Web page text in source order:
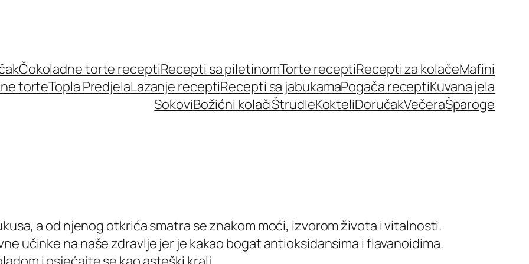
Čokoladne torte receptiRecepti sa piletinomTorte receptiRecepti za kolačeMafini
torteTopla PredjelaLazanje receptiRecepti sa jabukamaPogača receptiKuvana jela
SokoviBožićni kolačiŠtrudleKokteliDoručakVečeraŠparoge
a od njenog otkrića smatra se znakom moći, izvorom života i vitalnosti.
učinke na naše zdravlje jer je kakao bogat antioksidansima i flavanoidima.